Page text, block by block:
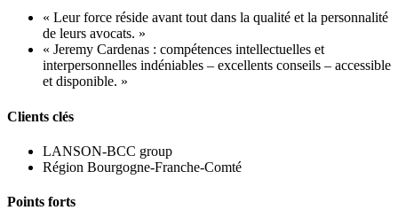
« Leur force réside avant tout dans la qualité et la personnalité
de leurs avocats. »
« Jeremy Cardenas : compétences intellectuelles et
interpersonnelles indéniables – excellents conseils – accessible
et disponible. »
Clients clés
LANSON-BCC group
Région Bourgogne-Franche-Comté
Points forts